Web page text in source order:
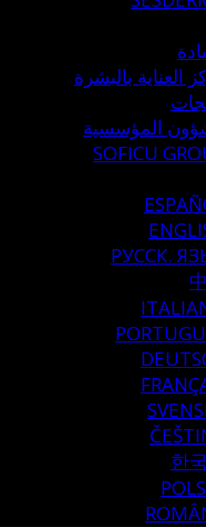
العناية بالبشرة
المؤسسية
SOFICU
РУССК.
한